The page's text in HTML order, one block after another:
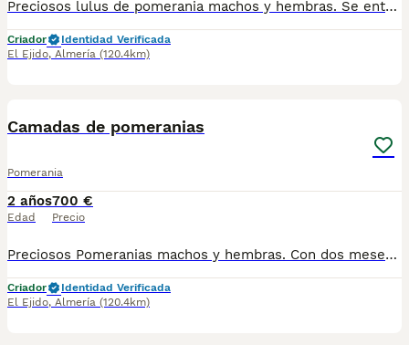
Preciosos lulus de pomerania machos y hembras. Se entregan con todas sus vacunas al dia desparasitados y revisados por veterinario. Mandamos fotos y vídeos. Pueden pasar a verlos Llevamos a su casa Más info 618645328.
Criador
Identidad Verificada
El Ejido, Almería (120.4km)
Camadas de pomeranias
Pomerania
2 años
Edad
700 €
Precio
Preciosos Pomeranias machos y hembras. Con dos meses de edad listos para llevar a casa. Se entregan vacunados y desparasitados y cartilla veterinaria. Mando fotos. Mas información 618645328
Criador
Identidad Verificada
El Ejido, Almería (120.4km)